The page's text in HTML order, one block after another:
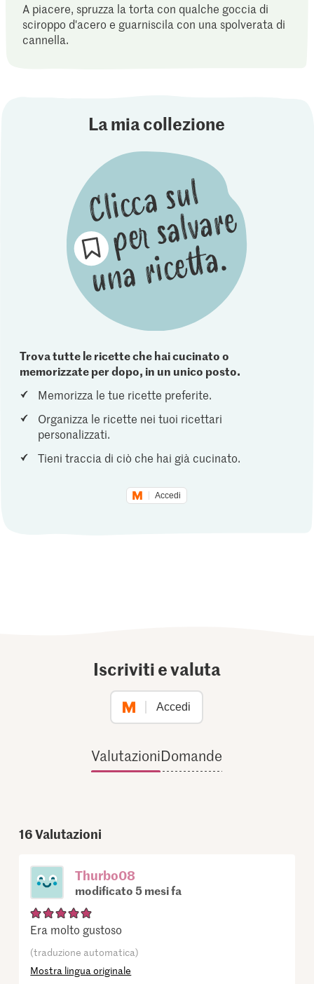
A piacere, spruzza la torta con qualche goccia di
sciroppo d'acero e guarniscila con una spolverata di
cannella.
La mia collezione
Trova tutte le ricette che hai cucinato o
memorizzate per dopo, in un unico posto.
Memorizza le tue ricette preferite.
Organizza le ricette nei tuoi ricettari
personalizzati.
Tieni traccia di ciò che hai già cucinato.
Accedi
Iscriviti e valuta
Accedi
ValutazioniDomande
16Valutazioni
Thurbo08
modificato 5 mesi fa
Era molto gustoso
(traduzione automatica)
Mostra lingua originale